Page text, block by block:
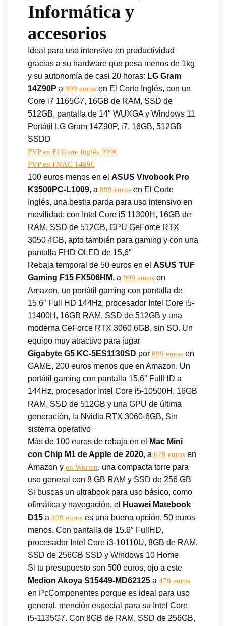
Informática y
accesorios
Ideal para uso intensivo en productividad
gracias a su hardware que pesa menos de 1kg
y su autonomía de casi 20 horas: LG Gram
14Z90P a 999 euros en El Corte Inglés, con un
Core i7 1165G7, 16GB de RAM, SSD de
512GB, pantalla de 14″ WUXGA y Windows 11
Portátil LG Gram 14Z90P, i7, 16GB, 512GB
SSDD
PVP en El Corte Inglés 999€
PVP en FNAC 1499€
100 euros menos en el ASUS Vivobook Pro
K3500PC-L1009, a 899 euros en El Corte
Inglés, una bestia parda para uso intensivo en
movilidad: con Intel Core i5 11300H, 16GB de
RAM, SSD de 512GB, GPU GeForce RTX
3050 4GB, apto también para gaming y con una
pantalla FHD OLED de 15,6″
Rebaja temporal de 50 euros en el ASUS TUF
Gaming F15 FX506HM, a 999 euros en
Amazon, un portátil gaming con pantalla de
15.6″ Full HD 144Hz, procesador Intel Core i5-
11400H, 16GB RAM, SSD de 512GB y una
moderna GeForce RTX 3060 6GB, sin SO. Un
equipo muy atractivo para jugar
Gigabyte G5 KC-5ES1130SD por 899 euros en
GAME, 200 euros menos que en Amazon. Un
portátil gaming con pantalla 15.6″ FullHD a
144Hz, procesador Intel Core i5-10500H, 16GB
RAM, SSD de 512GB y una GPU de última
generación, la Nvidia RTX 3060-6GB, Sin
sistema operativo
Más de 100 euros de rebaja en el
Mac Mini
con Chip M1 de Apple de 2020, a 679 euros en
Amazon y en Worten, una compacta torre para
uso general con 8 GB RAM y SSD de 256 GB
Si buscas un ultrabook para uso básico, como
ofimática y navegación, el
Huawei Matebook
D15 a 499 euros es una buena opción, 50 euros
menos. Con pantalla de 15.6″ FullHD,
procesador Intel Core i3-10110U, 8GB de RAM,
SSD de 256GB SSD y Windows 10 Home
Si tu presupuesto son 500 euros, ojo a este
Medion Akoya S15449-MD62125 a 479 euros
en PcComponentes porque es ideal para uso
general, mención especial para su Intel Core
i5-1135G7. Con 8GB de RAM, SSD de 256GB,